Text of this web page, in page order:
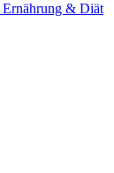
Ernährung & Diät